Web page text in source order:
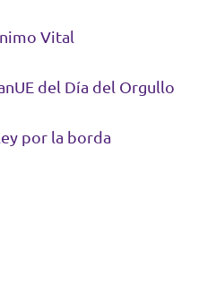
Vital
del Día del Orgullo
por la borda